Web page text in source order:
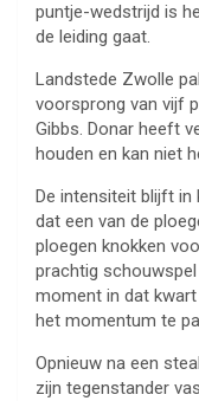
puntje-wedstrijd is
de leiding gaat.
Landstede Zwolle
voorsprong van vijf
Gibbs. Donar heeft
houden en kan niet
De intensiteit blijft
dat een van de
ploegen knokken
prachtig
moment in dat
het momentum te
Opnieuw na een
zijn tegenstander